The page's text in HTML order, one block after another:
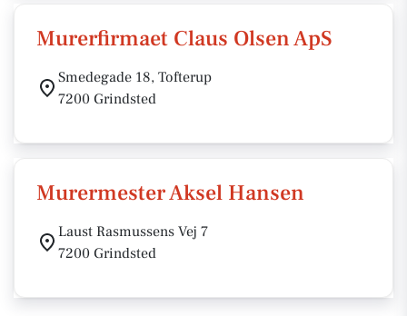
Murerfirmaet Claus Olsen ApS
Smedegade 18, Tofterup
7200 Grindsted
Murermester Aksel Hansen
Laust Rasmussens Vej 7
7200 Grindsted